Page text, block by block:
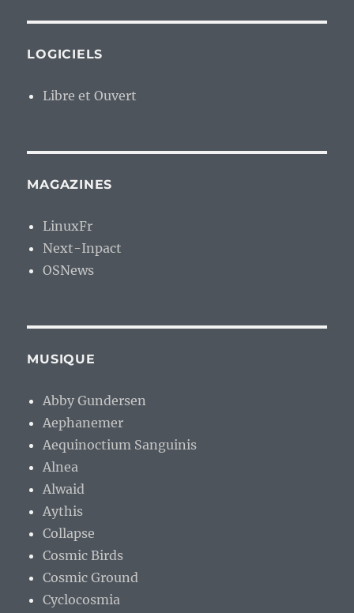
LOGICIELS
Libre et Ouvert
MAGAZINES
LinuxFr
Next-Inpact
OSNews
MUSIQUE
Abby Gundersen
Aephanemer
Aequinoctium Sanguinis
Alnea
Alwaid
Aythis
Collapse
Cosmic Birds
Cosmic Ground
Cyclocosmia